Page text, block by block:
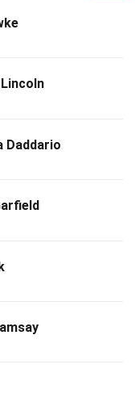
Daddario